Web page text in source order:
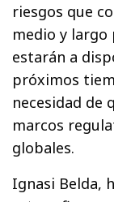
riesgos que
medio y largo
estarán a
próximos
necesidad de
marcos
globales.
Ignasi Belda,